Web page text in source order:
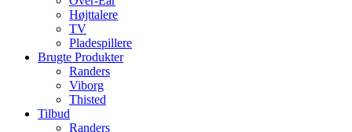
Højttalere
TV
Pladespillere
Brugte Produkter
Randers
Viborg
Thisted
Tilbud
Randers